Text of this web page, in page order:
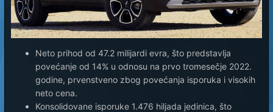
Neto prihod od 47.2 milijardi evra, što predstavlja
povećanje od 14% u odnosu na prvo tromesečje 2022.
godine, prvenstveno zbog povećanja isporuka i visokih
neto cena.
Konsolidovane isporuke 1.476 hiljada jedinica, što